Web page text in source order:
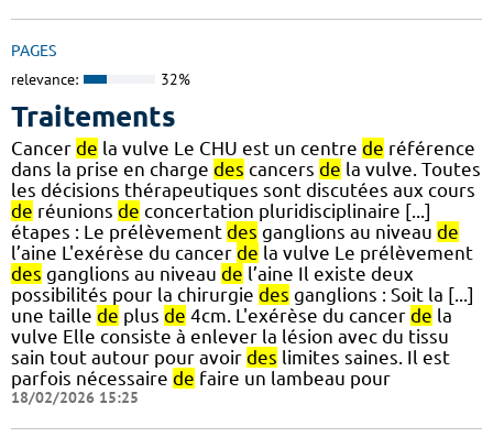
PAGES
relevance: 32%
Traitements
Cancer de la vulve Le CHU est un centre de référence
dans la prise en charge des cancers de la vulve. Toutes
les décisions thérapeutiques sont discutées aux cours
de réunions de concertation pluridisciplinaire [...]
étapes : Le prélèvement des ganglions au niveau de
l’aine L'exérèse du cancer de la vulve Le prélèvement
des ganglions au niveau de l’aine Il existe deux
possibilités pour la chirurgie des ganglions : Soit la [...]
une taille de plus de 4cm. L'exérèse du cancer de la
vulve Elle consiste à enlever la lésion avec du tissu
sain tout autour pour avoir des limites saines. Il est
parfois nécessaire de faire un lambeau pour
18/02/2026 15:25